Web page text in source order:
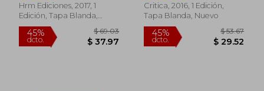
Hrm Ediciones, 2017, 1
Edición, Tapa Blanda,
Nuevo
Critica, 2016, 1 Edición,
Tapa Blanda, Nuevo